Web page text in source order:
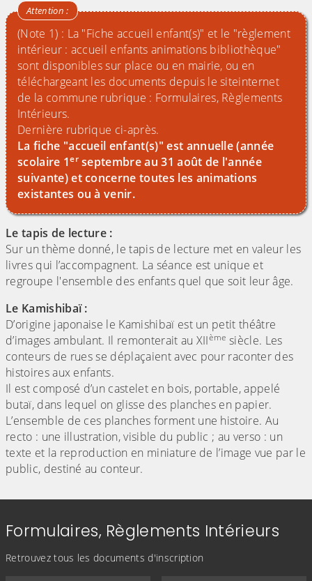
(Note 1) : La "Fiche accueil enfant(s)" et le "règlement
intérieur : accueil enfants animations bibliothèque"
sont disponibles sur place ou en mairie, ou en
téléchargeant les documents depuis le siteinternet
de la commune rubrique : Formulaires, Règlements
Intérieurs.
Dernière rubrique ci-après.
La fiche "accueil enfant(s)" est annuelle (année
scolaire 1erseptembre au 31 août de l'année
suivante) et concerne toutes les animations
existantes ou à venir.
Le tapis de lecture :
Sur un thème donné, le tapis de lecture met en valeur les
livres qui l’accompagnent. La séance est unique et
regroupe l'ensemble des enfants quel que soit leur âge.
Le Kamishibaï :
D’origine japonaise le Kamishibaï est un petit théâtre
d’images ambulant. Il remonterait au XIIème siècle. Les
conteurs de rues se déplaçaient avec pour raconter des
histoires aux enfants.
Il est composé d’un castelet en bois, portable, appelé
butaï, dans lequel on glisse des planches en papier.
L’ensemble de ces planches forment une histoire. Au
recto : une illustration, visible du public ; au verso : un
texte et la reproduction en miniature de l’image vue par le
public, destiné au conteur.
Formulaires, Règlements Intérieurs
Retrouvez tous les documents d'inscription